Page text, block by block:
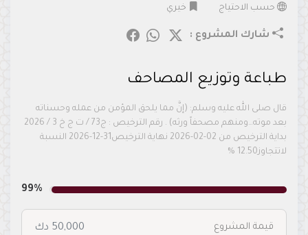
حسب الاحتياج خيري
شارك المشروع :
طباعة وتوزيع المصاحف
قال صلى الله عليه وسلم: (إنَّ مما يلحق المؤمن من عمله وحسناته
بعد موته…ومنهم مصحفاً ورثه) . رقم الترخيص : ج73 / ت ج خ 3 / 2026
بداية الترخيص من 02-02-2026 نهاية الترخيص31-12-2026 النسبة
لاتتجاوز12.50 %
99%
قيمة المشروع 50,000 دك